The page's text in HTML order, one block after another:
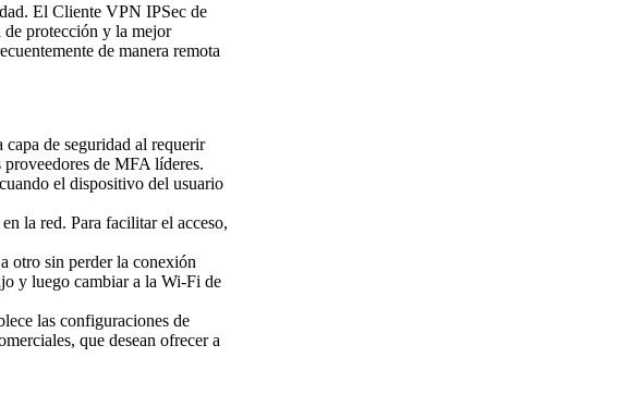
El Cliente VPN IPSec de
de protección y la mejor
de manera remota
de seguridad al requerir
de MFA líderes.
el dispositivo del usuario
la red. Para facilitar el acceso,
otro sin perder la conexión
y luego cambiar a la Wi-Fi de
las configuraciones de
que desean ofrecer a